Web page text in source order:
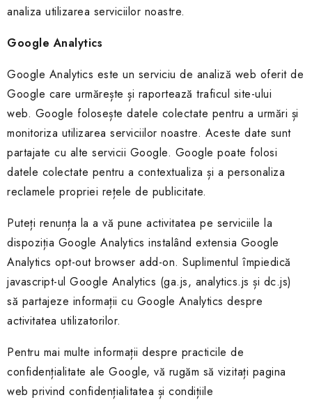
analiza utilizarea serviciilor noastre.
Google Analytics
Google Analytics este un serviciu de analiză web oferit de
Google care urmărește și raportează traficul site-ului
web. Google folosește datele colectate pentru a urmări și
monitoriza utilizarea serviciilor noastre. Aceste date sunt
partajate cu alte servicii Google. Google poate folosi
datele colectate pentru a contextualiza și a personaliza
reclamele propriei rețele de publicitate.
Puteți renunța la a vă pune activitatea pe serviciile la
dispoziția Google Analytics instalând extensia Google
Analytics opt-out browser add-on. Suplimentul împiedică
javascript-ul Google Analytics (ga.js, analytics.js și dc.js)
să partajeze informații cu Google Analytics despre
activitatea utilizatorilor.
Pentru mai multe informații despre practicile de
confidențialitate ale Google, vă rugăm să vizitați pagina
web privind confidențialitatea și condițiile